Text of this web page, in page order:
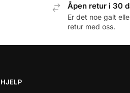
Åpen retur i 30
Er det noe galt
retur med oss.
HJELP